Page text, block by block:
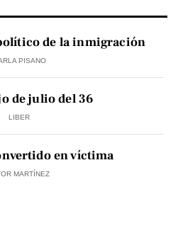
de la inmigración
PISANO
de julio del 36
LIBER
en víctima
MARTÍNEZ